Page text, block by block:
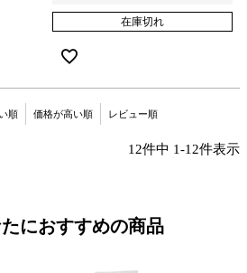
在庫切れ
順 価格が高い順 レビュー順
12件中 1-12件表示
におすすめの商品